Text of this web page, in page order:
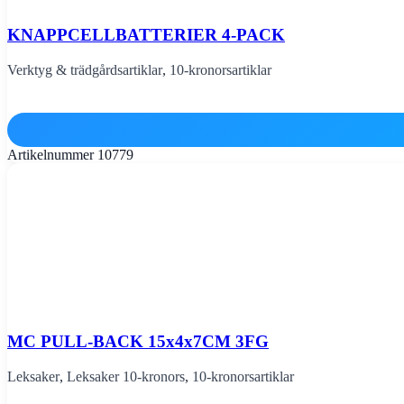
KNAPPCELLBATTERIER 4-PACK
Verktyg & trädgårdsartiklar, 10-kronorsartiklar
Artikelnummer 10779
MC PULL-BACK 15x4x7CM 3FG
Leksaker, Leksaker 10-kronors, 10-kronorsartiklar